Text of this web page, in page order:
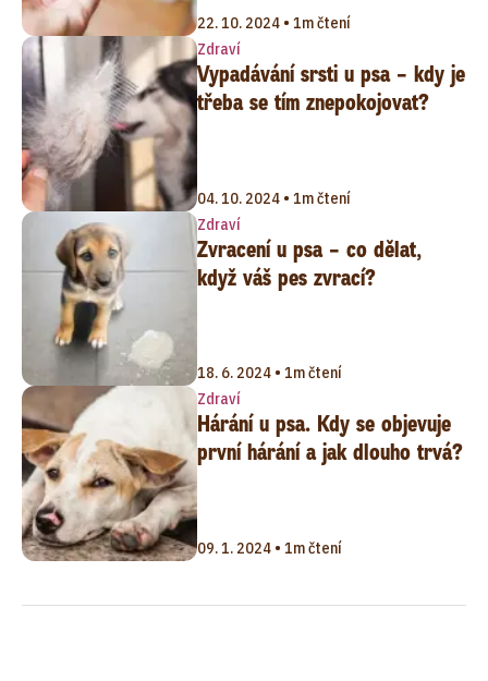
22. 10. 2024 • 1m čtení
Zdraví
Vypadávání srsti u psa – kdy je
třeba se tím znepokojovat?
04. 10. 2024 • 1m čtení
Zdraví
Zvracení u psa – co dělat,
když váš pes zvrací?
18. 6. 2024 • 1m čtení
Zdraví
Hárání u psa. Kdy se objevuje
první hárání a jak dlouho trvá?
09. 1. 2024 • 1m čtení